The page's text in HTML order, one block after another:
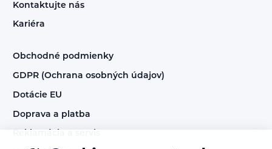
Kontaktujte nás
Kariéra
Obchodné podmienky
GDPR (Ochrana osobných údajov)
Dotácie EU
Doprava a platba